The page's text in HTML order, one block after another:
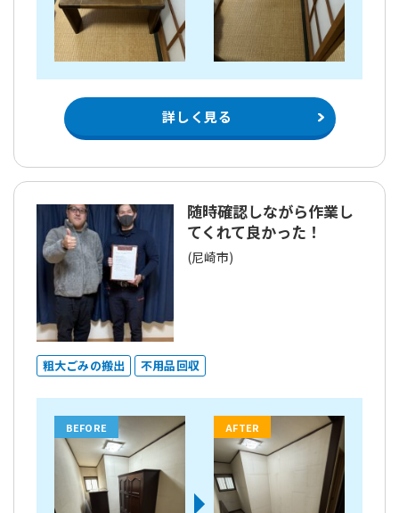
詳しく見る
随時確認しながら作業し
てくれて良かった！
(尼崎市)
粗大ごみの搬出 不用品回収
BEFORE AFTER